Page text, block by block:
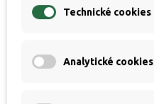
Dávkovaní: 3 až 6 ml / kg
Technické cookies
Analytické cookies